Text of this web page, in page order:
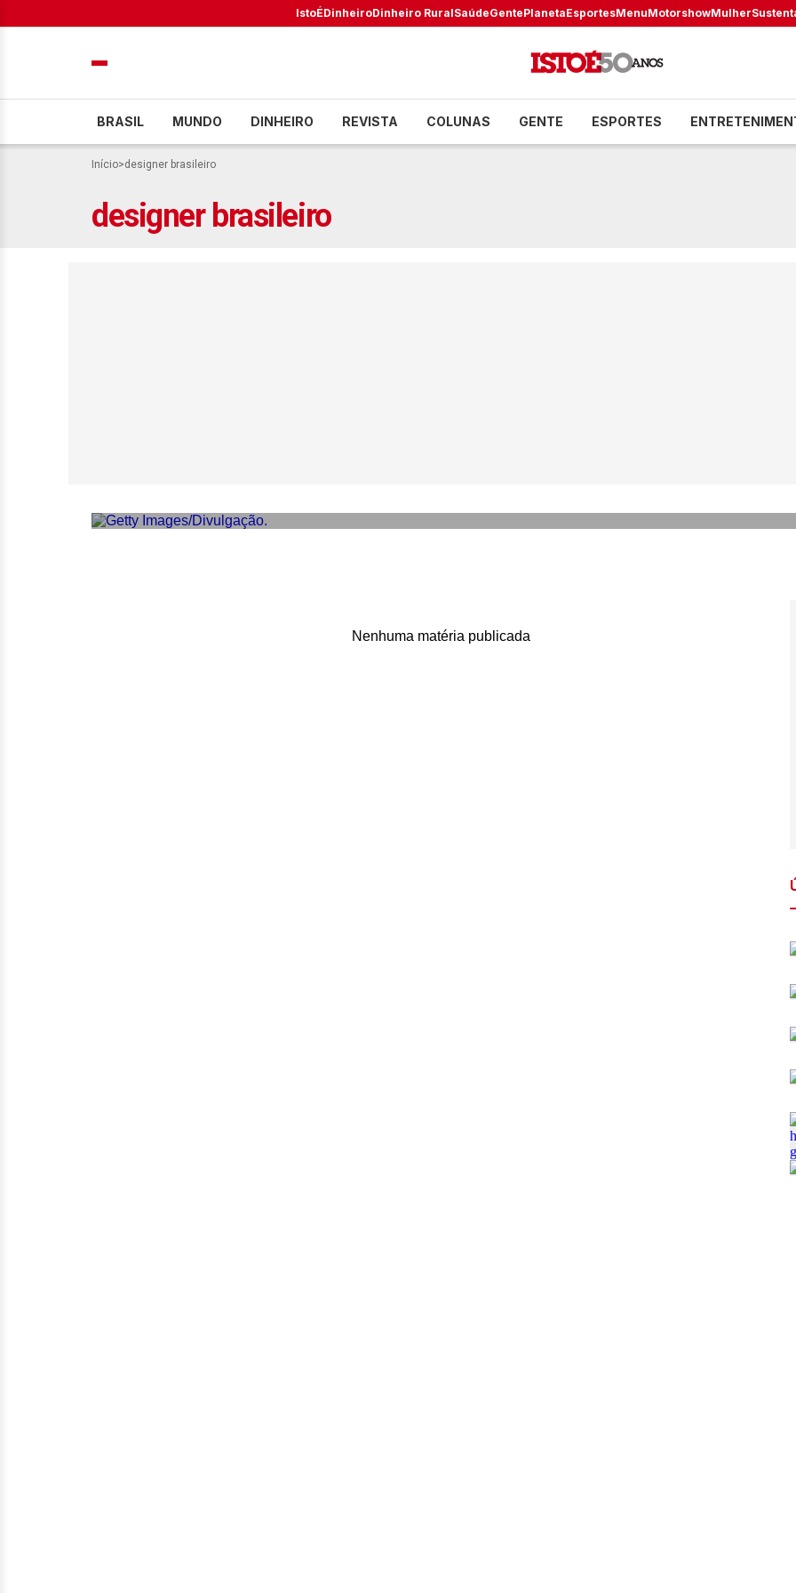
IstoÉDinheiroDinheiro RuralSaúdeGentePlanetaEsportesMenuMotorshowMulher
BRASIL MUNDO DINHEIRO REVISTA COLUNAS GENTE ESPORTES
Início>designer brasileiro
designer brasileiro
Nenhuma matéria publicada